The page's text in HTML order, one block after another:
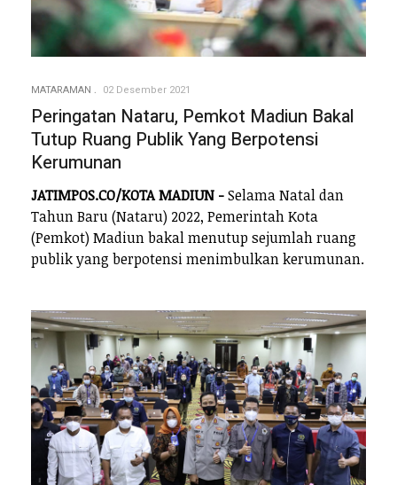
MATARAMAN 02 Desember 2021
Peringatan Nataru, Pemkot Madiun Bakal
Tutup Ruang Publik Yang Berpotensi
Kerumunan
JATIMPOS.CO/KOTA MADIUN -Selama Natal dan
Tahun Baru (Nataru) 2022, Pemerintah Kota
(Pemkot) Madiun bakal menutup sejumlah ruang
publik yang berpotensi menimbulkan kerumunan.